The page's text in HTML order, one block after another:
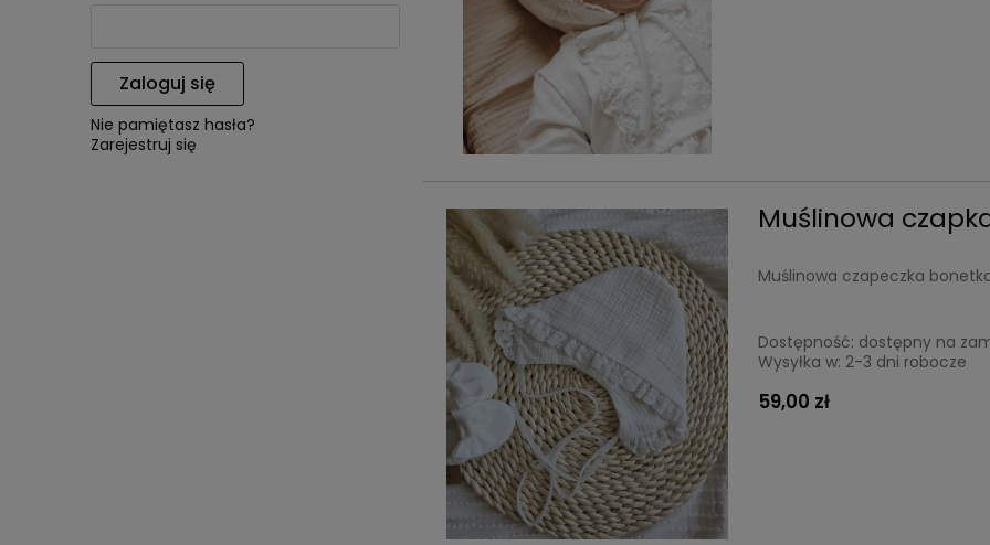
Zaloguj się
Nie pamiętasz hasła?
Zarejestruj się
Muślinowa
Muślinowa czapeczka
Dostępność: dostępny na
Wysyłka w: 2-3 dni robocze
59,00 zł